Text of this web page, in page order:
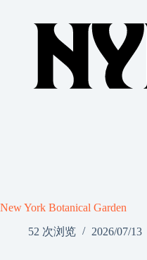
New York Botanical Garden
52 次浏览
2026/07/13